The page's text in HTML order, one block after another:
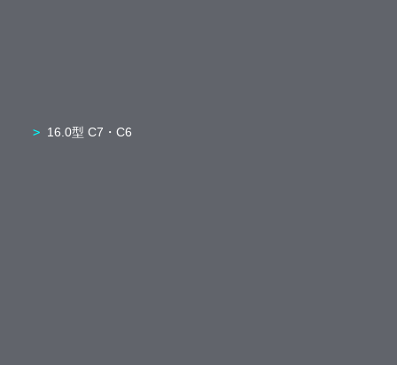
16.0型 C7・C6